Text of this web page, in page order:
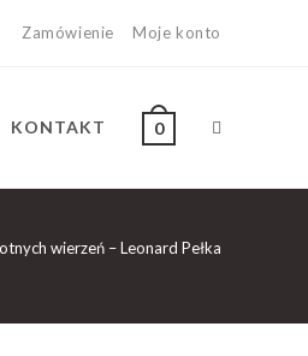
Zamówienie Moje konto
KONTAKT 0
wierzeń – Leonard Pełka